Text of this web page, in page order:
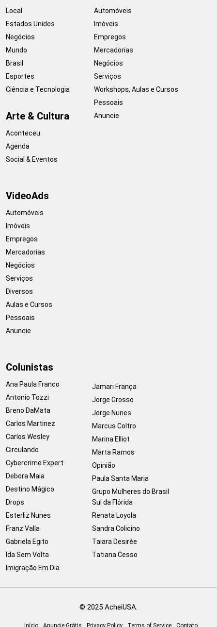
Local
Estados Unidos
Negócios
Mundo
Brasil
Esportes
Ciência e Tecnologia
Arte & Cultura
Aconteceu
Agenda
Social & Eventos
Automóveis
Imóveis
Empregos
Mercadorias
Negócios
Serviços
Workshops, Aulas e Cursos
Pessoais
Anuncie
VideoAds
Automóveis
Imóveis
Empregos
Mercadorias
Negócios
Serviços
Diversos
Aulas e Cursos
Pessoais
Anuncie
Colunistas
Ana Paula Franco
Antonio Tozzi
Breno DaMata
Carlos Martinez
Carlos Wesley
Circulando
Cybercrime Expert
Debora Maia
Destino Mágico
Drops
Esterliz Nunes
Franz Valla
Gabriela Egito
Ida Sem Volta
Imigração Em Dia
Jamari França
Jorge Grosso
Jorge Nunes
Marcus Coltro
Marina Elliot
Marta Ramos
Opinião
Paula Santa Maria
Grupo Mulheres do Brasil
Sul da Flórida
Renata Loyola
Sandra Colicino
Taiara Desirée
Tatiana Cesso
© 2025 AcheiUSA.
Início Anuncie Grátis Privacy Policy Terms of Service Contato